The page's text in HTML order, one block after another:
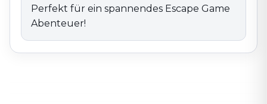
Perfekt für ein spannendes Escape Game
Abenteuer!